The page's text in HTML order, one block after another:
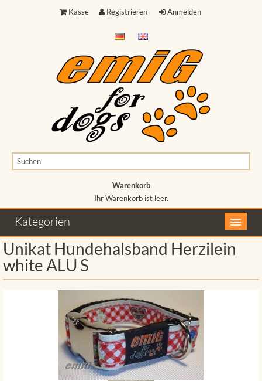
Kasse Registrieren Anmelden
Warenkorb
Ihr Warenkorb ist leer.
Kategorien
Unikat Hundehalsband Herzilein
white ALU S